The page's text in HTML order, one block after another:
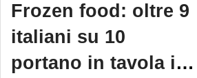
Frozen food: oltre 9
italiani su 10
portano in tavola i